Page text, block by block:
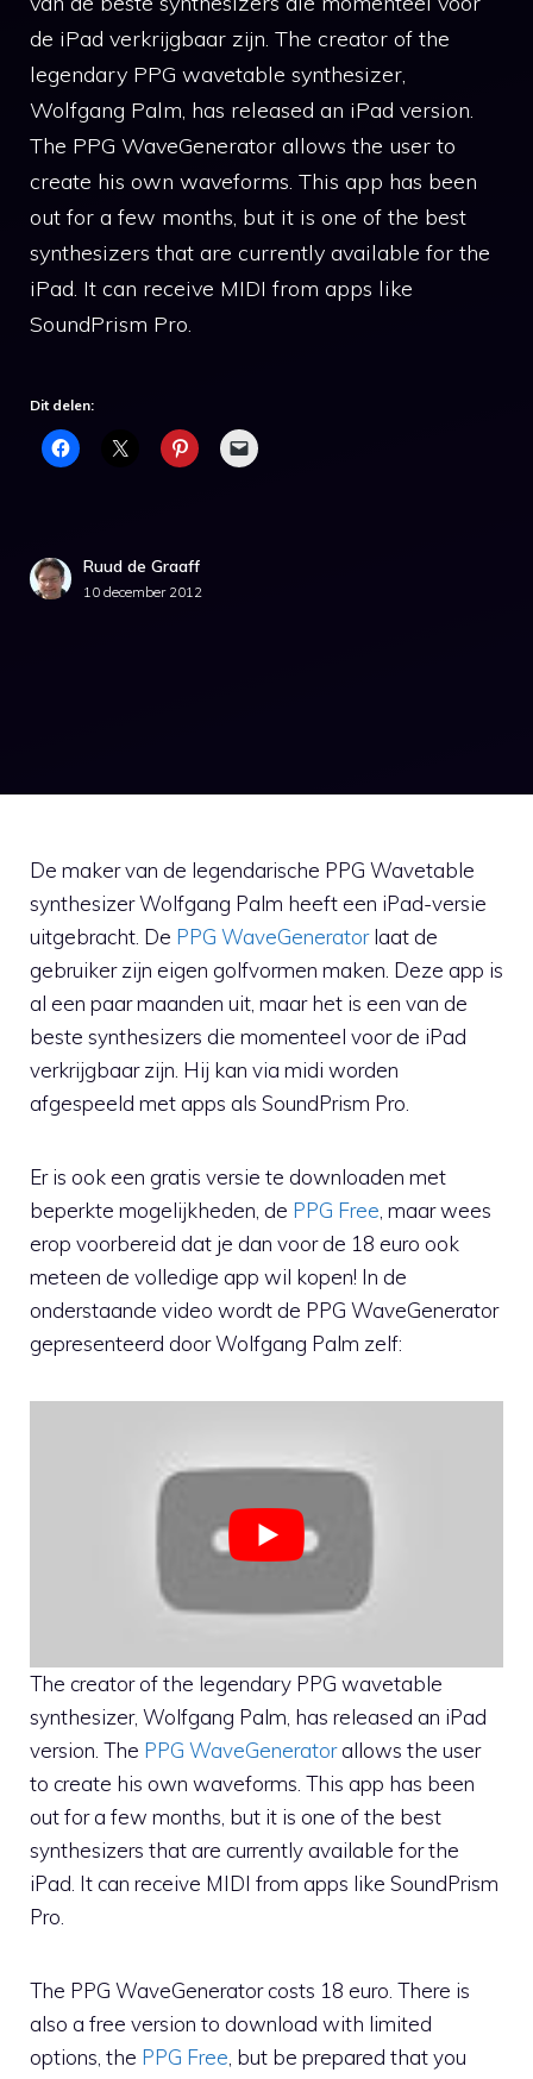
de iPad verkrijgbaar zijn. The creator of the
legendary PPG wavetable synthesizer,
Wolfgang Palm, has released an iPad version.
The PPG WaveGenerator allows the user to
create his own waveforms. This app has been
out for a few months, but it is one of the best
synthesizers that are currently available for the
iPad. It can receive MIDI from apps like
SoundPrism Pro.
Dit delen:
Ruud de Graaff
10 december 2012
De maker van de legendarische PPG Wavetable
synthesizer Wolfgang Palm heeft een iPad-versie
uitgebracht. De PPG WaveGeneratorlaat de
gebruiker zijn eigen golfvormen maken. Deze app is
al een paar maanden uit, maar het is een van de
beste synthesizers die momenteel voor de iPad
verkrijgbaar zijn. Hij kan via midi worden
afgespeeld met apps als SoundPrism Pro.
Er is ook een gratis versie te downloaden met
beperkte mogelijkheden, de PPG Free, maar wees
erop voorbereid dat je dan voor de 18 euro ook
meteen de volledige app wil kopen! In de
onderstaande video wordt de PPG WaveGenerator
gepresenteerd door Wolfgang Palm zelf:
The creator of the legendary PPG wavetable
synthesizer, Wolfgang Palm, has released an iPad
version. The PPG WaveGeneratorallows the user
to create his own waveforms. This app has been
out for a few months, but it is one of the best
synthesizers that are currently available for the
iPad. It can receive MIDI from apps like SoundPrism
Pro.
The PPG WaveGenerator costs 18 euro. There is
also a free version to download with limited
options, the PPG Free , but be prepared that you